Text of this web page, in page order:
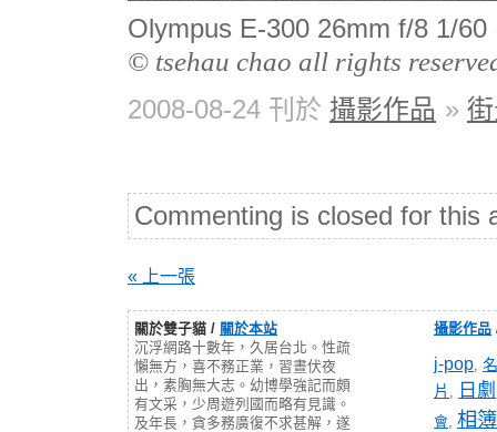
Olympus E-300 26mm f/8 1/
© tsehau chao all rights
2008-08-24 刊於 攝影作品 »
Commenting is closed for this
« 上一張
關於雙子貓 / 關於本站
沉浮網路十數年，久居台北。性疏
懶無方，喜不務正業，習晝伏夜
出，素胸無大志。幼博學強記而頗
有文采，少周遊列國而略有見識。
及年長，貪多務廣復不求甚解，遂
攝影作品
j-pop,
片 , 日劇
會, 相簿